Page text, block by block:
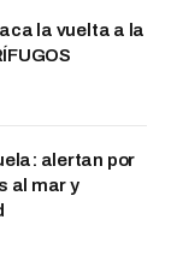
la vuelta a la
alertan por
al mar y